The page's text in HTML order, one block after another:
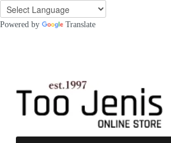
Powered by Translate